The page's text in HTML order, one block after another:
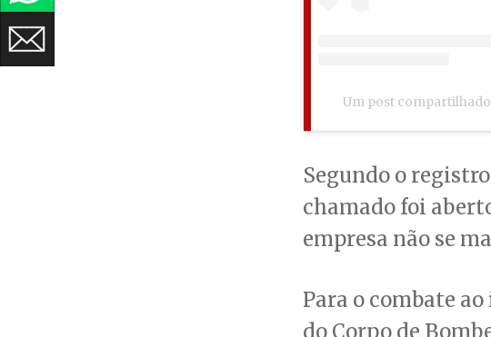
Um post
Segundo o
chamado foi
empresa não se
Para o combate
do Corpo de